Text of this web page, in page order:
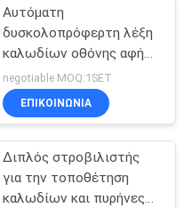
Αυτόματη
δυσκολοπρόφερτη λέξη
καλωδίων οθόνης αφής
για το σμαλτωμένο
καλώδιο/τα γυμνά
καλώδια χαλκού
negotiable MOQ:1SET
ΕΠΙΚΟΙΝΩΝΊΑ
Διπλός στροβιλιστής
για την τοποθέτηση
καλωδίων και πυρήνες